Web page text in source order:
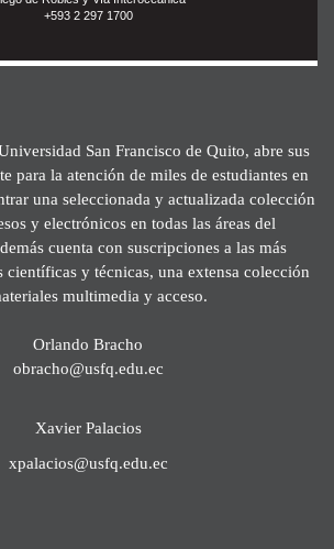
+593 2 297 1700
San Francisco de Quito, abre sus
para la atención de miles de estudiantes en
una seleccionada y actualizada colección
y electrónicos en todas las áreas del
cuenta con suscripciones a las más
científicas y técnicas, una extensa colección
multimedia y acceso.
Orlando Bracho
obracho@usfq.edu.ec
Xavier Palacios
xpalacios@usfq.edu.ec